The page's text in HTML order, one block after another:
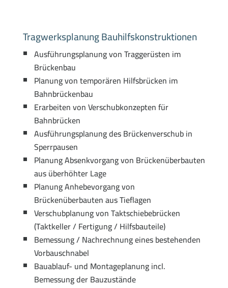
Tragwerksplanung Bauhilfskonstruktionen
Ausführungsplanung von Traggerüsten im
Brückenbau
Planung von temporären Hilfsbrücken im
Bahnbrückenbau
Erarbeiten von Verschubkonzepten für
Bahnbrücken
Ausführungsplanung des Brückenverschub in
Sperrpausen
Planung Absenkvorgang von Brückenüberbauten
aus überhöhter Lage
Planung Anhebevorgang von
Brückenüberbauten aus Tieflagen
Verschubplanung von Taktschiebebrücken
(Taktkeller / Fertigung / Hilfsbauteile)
Bemessung / Nachrechnung eines bestehenden
Vorbauschnabel
Bauablauf- und Montageplanung incl.
Bemessung der Bauzustände